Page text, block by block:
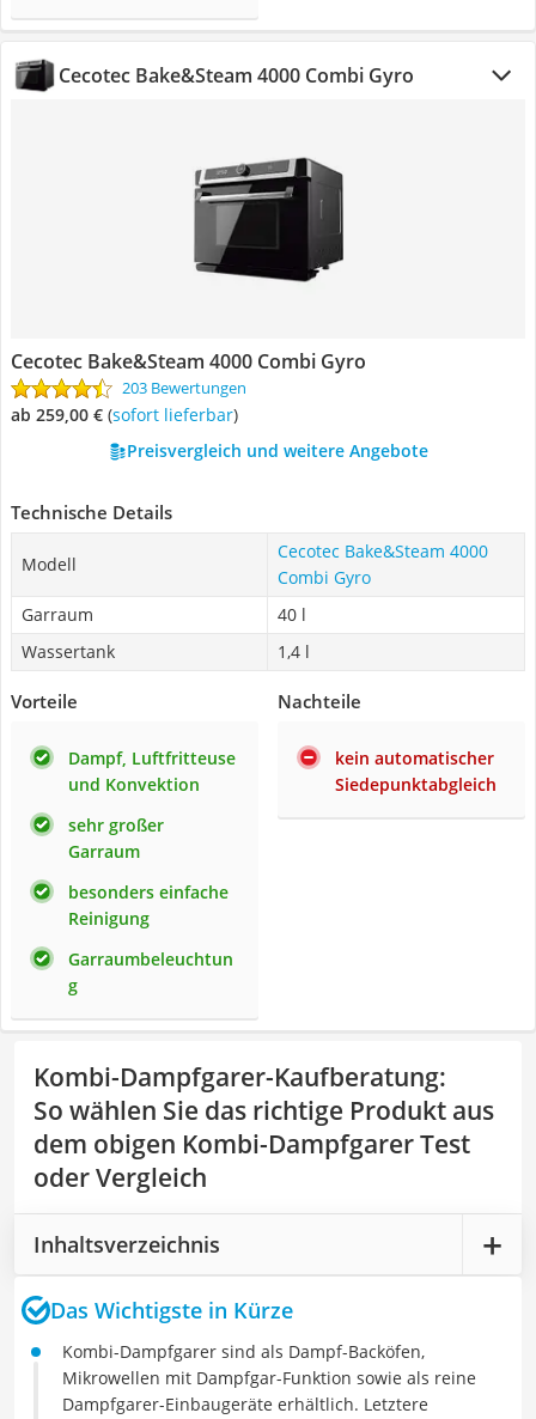
Cecotec Bake&Steam 4000 Combi Gyro
Cecotec Bake&Steam 4000 Combi Gyro
203 Bewertungen
ab 259,00 € ( Sofort lieferbar)
Preisvergleich und weitere Angebote
Technische Details
Modell
Cecotec Bake&Steam 4000
Combi Gyro
Garraum
40 l
Wassertank
1,4 l
Vorteile
Dampf, Luftfritteuse
und Konvektion
sehr großer
Garraum
besonders einfache
Reinigung
Garraumbeleuchtun
g
Nachteile
kein automatischer
Siedepunktabgleich
Kombi-Dampfgarer-Kaufberatung:
So wählen Sie das richtige Produkt aus
dem obigen Kombi-Dampfgarer Test
oder Vergleich
Inhaltsverzeichnis
Das Wichtigste in Kürze
Kombi-Dampfgarer sind als Dampf-Backöfen,
Mikrowellen mit Dampfgar-Funktion sowie als reine
Dampfgarer-Einbaugeräte erhältlich. Letztere